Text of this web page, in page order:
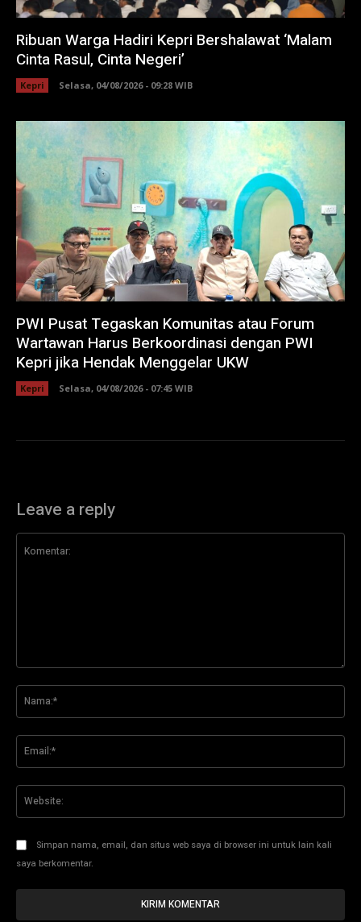
Ribuan Warga Hadiri Kepri Bershalawat ‘Malam
Cinta Rasul, Cinta Negeri’
Kepri Selasa, 04/08/2026 - 09:28 WIB
PWI Pusat Tegaskan Komunitas atau Forum
Wartawan Harus Berkoordinasi dengan PWI
Kepri jika Hendak Menggelar UKW
Kepri Selasa, 04/08/2026 - 07:45 WIB
Leave a reply
Simpan nama, email, dan situs web saya di browser ini untuk lain kali
saya berkomentar.